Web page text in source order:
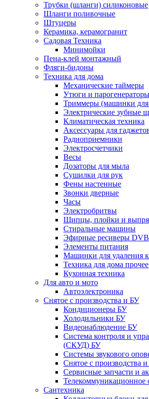
Трубки (шланги) силиконовые
Шланги поливочные
Штуцеры
Керамика, керамогранит
Садовая Техника
Минимойки
Пена-клей монтажный
Фляги-бидоны
Техника для дома
Механические таймеры
Утюги и парогенераторы
Триммеры (машинки для
Электрические зубные
Климатическая техника
Аксессуары для
Радиоприемники
Электросчетчики
Весы
Дозаторы для мыла
Сушилки для рук
Фены настенные
Звонки дверные
Часы
Электробритвы
Щипцы, плойки и
Стиральные машины
Эфирные ресиверы
Элементы питания
Машинки для удаления
Техника для дома прочее
Кухонная техника
Для авто и мото
Автоэлектроника
Снятое с производства и БУ
Кондиционеры БУ
Холодильники БУ
Видеонаблюдение БУ
Система контроля и
(СКУД) БУ
Системы звукового
Снятое с производства
Сервисные запчасти и
Телекоммуникационное
Сантехника